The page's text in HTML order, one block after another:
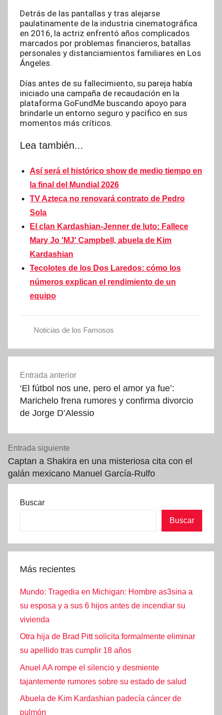
Detrás de las pantallas y tras alejarse
paulatinamente de la industria cinematográfica
en 2016, la actriz enfrentó años complicados
marcados por problemas financieros, batallas
personales y distanciamientos familiares en Los
Ángeles.
Días antes de su fallecimiento, su pareja había
iniciado una campaña de recaudación en la
plataforma GoFundMe buscando apoyo para
brindarle un entorno seguro y pacífico en sus
momentos más críticos.
Lea también...
Así será el histórico show de medio tiempo en
la final del Mundial 2026
TV Azteca no renovará contrato de Pedro
Sola
El clan Kardashian-Jenner de luto: Fallece
Mary Jo 'MJ' Campbell, abuela de Kim
Kardashian
Tecolotes de los Dos Laredos: cómo los
números explican el rendimiento de un
equipo
Noticias de los Famosos
de
entradas
Entrada anterior
‘El fútbol nos une, pero el amor ya fue’:
Marichelo frena rumores y confirma divorcio
de Jorge D’Alessio
Entrada siguiente
Captan a Shakira en una misteriosa cita con el
galán mexicano Manuel García-Rulfo
Buscar
Buscar
Más recientes
Mundo: Tragedia en Michigan: Hombre as3sina a
su esposa y a sus 6 hijos antes de incendiar su
vivienda
Otra hija de Brad Pitt solicita formalmente eliminar
su apellido tras cumplir 18 años
Anuel AA rompe el silencio y desmiente
tajantemente rumores sobre su estado de salud
Abuela de Kim Kardashian padecía cáncer de
pulmón